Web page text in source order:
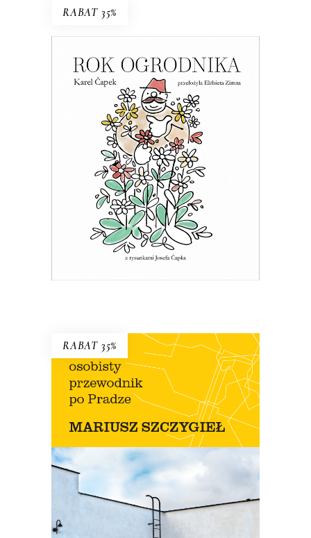
RABAT 35%
ROK OGRODNIKA
Esej o ogrodnictwie – z czeskim
przymrużeniem oka
61.00zł 39.65zł
KSIĄŻKA DO KOSZYKA
RABAT 35%
OSOBISTY PRZEWODNIK PO
PRADZE
Nowe wydanie przewodnika Szczygła!
Premiera 12 lipca
69.90zł 45.44zł